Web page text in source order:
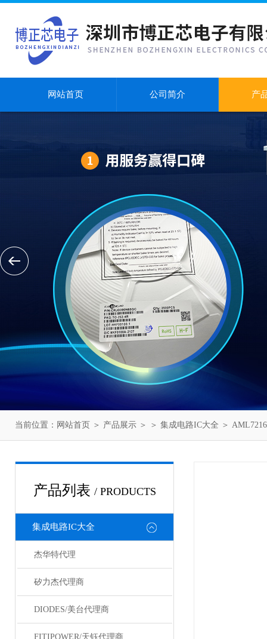
网站首页 公司简介 产
当前位置： 网站首页 ＞ 产品展示 ＞ ＞ 集成电路IC大全 ＞
产品列表 / PRODUCTS
集成电路IC大全
杰华特代理
矽力杰代理商
DIODES/美台代理商
FITIPOWER/天钰代理商